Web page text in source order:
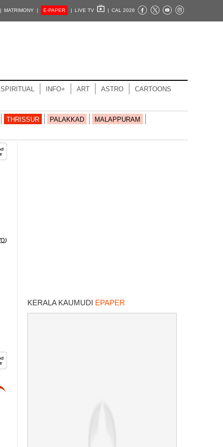
| MATRIMONY | E-PAPER | LIVE TV | CAL 2026
SPIRITUAL INFO+ ART ASTRO CARTOONS
THRISSUR PALAKKAD
MALAPPURAM
KERALA KAUMUDI EPAPER